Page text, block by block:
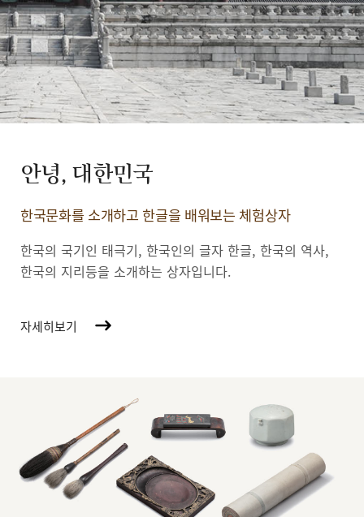
안녕, 대한민국
한국문화를 소개하고 한글을 배워보는 체험상자
한국의 국기인 태극기, 한국인의 글자 한글, 한국의 역사,
한국의 지리등을 소개하는 상자입니다.
자세히보기